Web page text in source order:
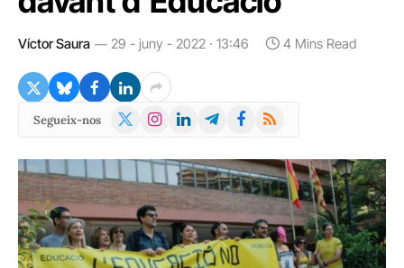
Víctor Saura 29 - juny - 2022 · 13:46 4 Mins Read
Segueix-nos
X
Instagram
LinkedInTelegramFacebook
RSS